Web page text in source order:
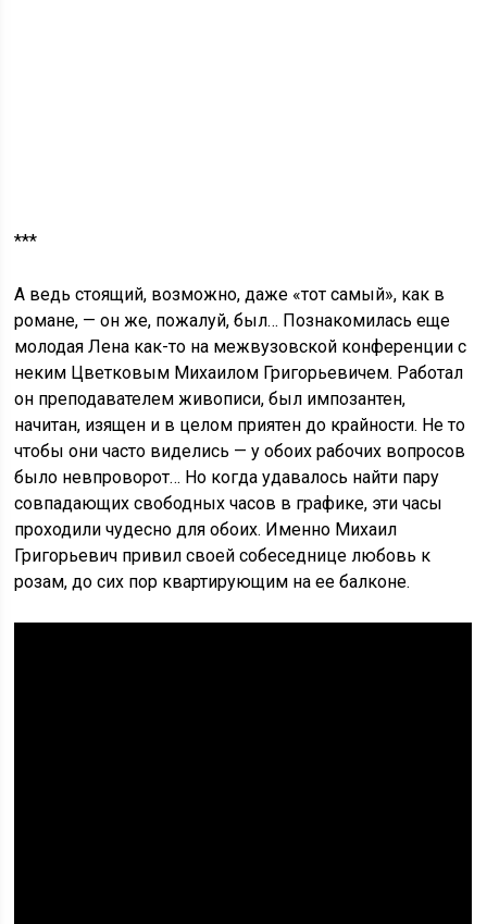
***
А ведь стоящий, возможно, даже «тот самый», как в
романе, — он же, пожалуй, был… Познакомилась еще
молодая Лена как-то на межвузовской конференции с
неким Цветковым Михаилом Григорьевичем. Работал
он преподавателем живописи, был импозантен,
начитан, изящен и в целом приятен до крайности. Не то
чтобы они часто виделись — у обоих рабочих вопросов
было невпроворот… Но когда удавалось найти пару
совпадающих свободных часов в графике, эти часы
проходили чудесно для обоих. Именно Михаил
Григорьевич привил своей собеседнице любовь к
розам, до сих пор квартирующим на ее балконе.